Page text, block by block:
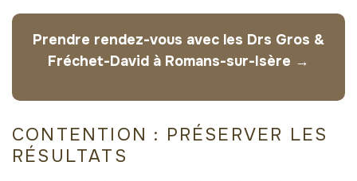
Prendre rendez-vous avec les Drs Gros &
Fréchet-David à Romans-sur-Isère →
CONTENTION : PRÉSERVER LES
RÉSULTATS